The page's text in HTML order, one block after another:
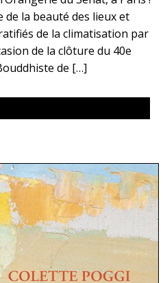
de la beauté des lieux et
de la climatisation par
de la clôture du 40e
de […]